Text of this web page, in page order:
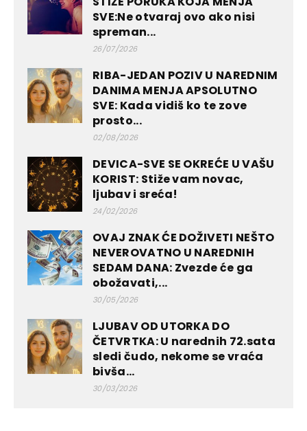
SVE:Ne otvaraj ovo ako nisi
spreman...
26/07/2026
RIBA-JEDAN POZIV U NAREDNIM
DANIMA MENJA APSOLUTNO
SVE: Kada vidiš ko te zove
prosto...
02/08/2026
DEVICA-SVE SE OKREĆE U VAŠU
KORIST: Stiže vam novac,
ljubav i sreća!
24/02/2026
OVAJ ZNAK ĆE DOŽIVETI NEŠTO
NEVEROVATNO U NAREDNIH
SEDAM DANA: Zvezde će ga
obožavati,...
30/05/2026
LJUBAV OD UTORKA DO
ČETVRTKA: U narednih 72.sata
sledi čudo, nekome se vraća
bivša...
30/03/2026